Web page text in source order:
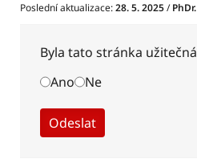
Poslední aktualizace:28. 5. 2025/
Byla tato stránka
Ano
Ne